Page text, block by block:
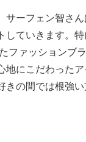
サーフェン智さ
していきます。特
ファッションブ
地にこだわった
きの間では根強い